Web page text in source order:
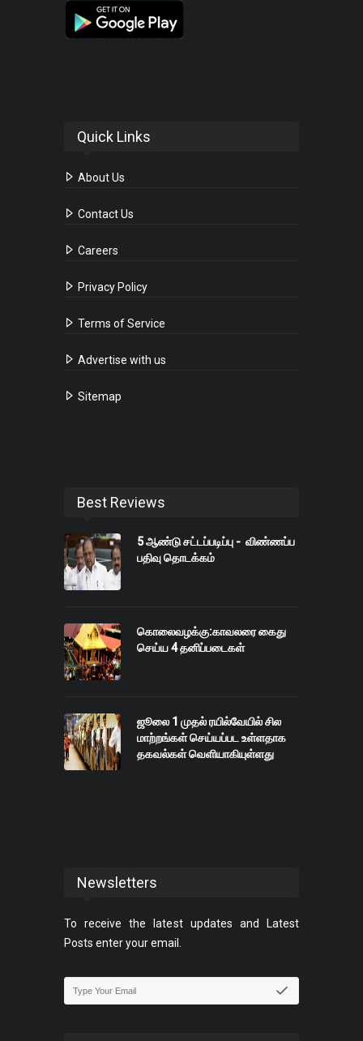
Quick Links
About Us
Contact Us
Careers
Privacy Policy
Terms of Service
Advertise with us
Sitemap
Best Reviews
5 ஆண்டு சட்டப்படிப்பு - விண்ணப்ப
பதிவு தொடக்கம்
கொலைவழக்கு:காவலரை கைது
செய்ய 4 தனிப்படைகள்
ஜூலை 1 முதல் ரயில்வேயில் சில
மாற்றங்கள் செய்யப்பட உள்ளதாக
தகவல்கள் வெளியாகியுள்ளது
Newsletters
To receive the latest updates and Latest
Posts enter your email.